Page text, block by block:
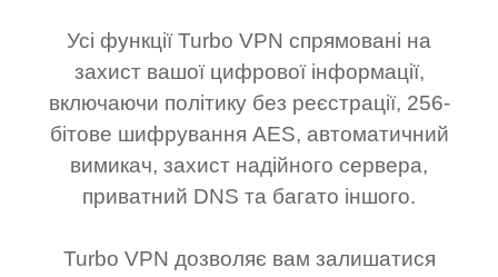
Усі функції Turbo VPN спрямовані на
захист вашої цифрової інформації,
включаючи політику без реєстрації, 256-
бітове шифрування AES, автоматичний
вимикач, захист надійного сервера,
приватний DNS та багато іншого.
Turbo VPN дозволяє вам залишатися